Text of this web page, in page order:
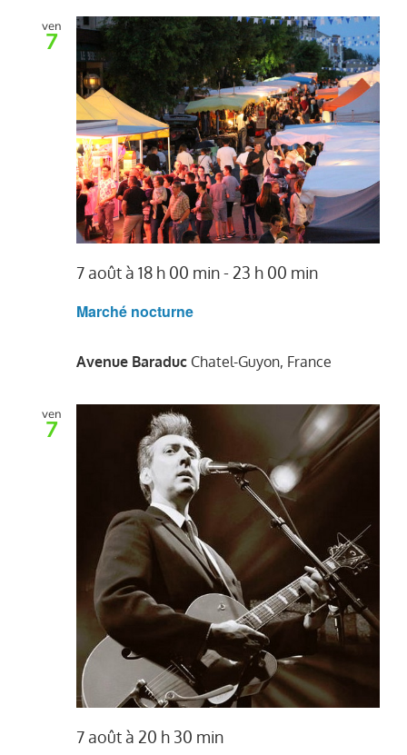
ven
7
Marché nocturne
7 août à 18 h 00 min-23 h 00 min
Avenue Baraduc Chatel-Guyon, France
ven
7
7 août à 20 h 30 min